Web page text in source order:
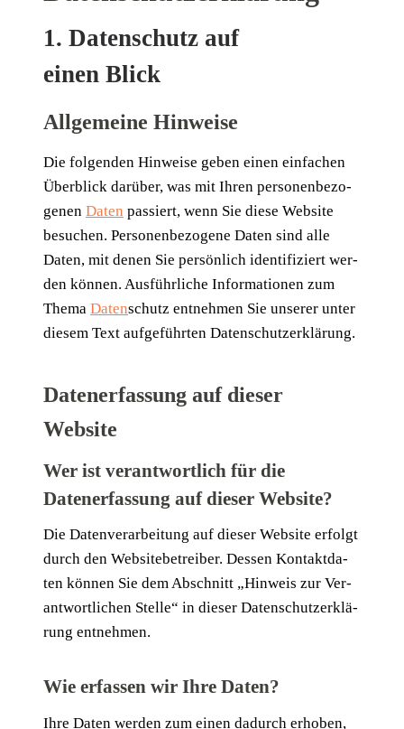
1. Datenschutz auf
einen Blick
Allgemeine Hinweise
Die fol­gen­den Hin­wei­se geben einen ein­fa­chen
Über­blick dar­über, was mit Ihren per­so­nen­be­zo­
ge­nen Daten pas­siert, wenn Sie die­se Web­site
besu­chen. Per­so­nen­be­zo­ge­ne Daten sind alle
Daten, mit denen Sie per­sön­lich iden­ti­fi­ziert wer­
den kön­nen. Aus­führ­li­che Infor­ma­tio­nen zum
The­ma Daten­schutz ent­neh­men Sie unse­rer unter
die­sem Text auf­ge­führ­ten Datenschutzerklärung.
Datenerfassung auf dieser
Website
Wer ist verantwortlich für die
Datenerfassung auf dieser Website?
Die Daten­ver­ar­bei­tung auf die­ser Web­site erfolgt
durch den Web­site­be­trei­ber. Des­sen Kon­takt­da­
ten kön­nen Sie dem Abschnitt „Hin­weis zur Ver­
ant­wort­li­chen Stel­le“ in die­ser Daten­schutz­er­klä­
rung entnehmen.
Wie erfassen wir Ihre Daten?
Ihre Daten wer­den zum einen dadurch erho­ben,